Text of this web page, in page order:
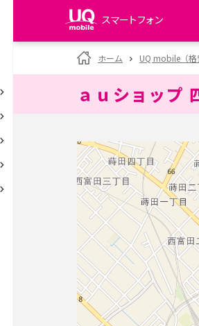
スマートフォン
my UQ WiMAX
UQ WiMAX ご契約の方
My UQ mobile
UQ mobile
データチャージサイト
ホーム UQ mobile（
ａｕショップ